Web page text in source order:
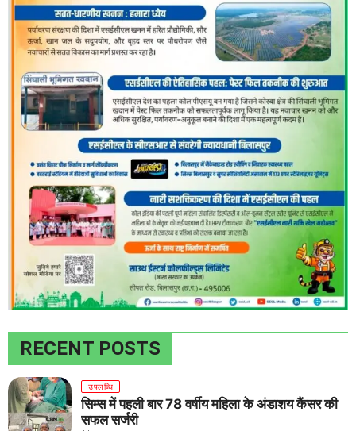
RECENT POSTS
उपलब्धि
सिम्स में पहली बार 78 वर्षीय महिला के अंडाशय कैंसर की
सफल सर्जरी